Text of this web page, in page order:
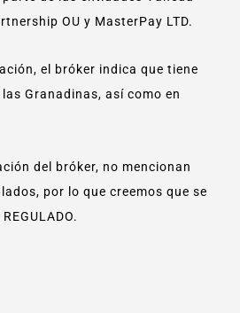
OU y MasterPay LTD.
el bróker indica que tiene
Granadinas, así como en
del bróker, no mencionan
por lo que creemos que se